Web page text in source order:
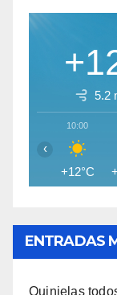
5.2
10:00
+12°C
‹
ENTRADAS
Quinielas